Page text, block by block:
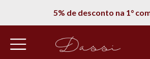
5% de desconto na 1°